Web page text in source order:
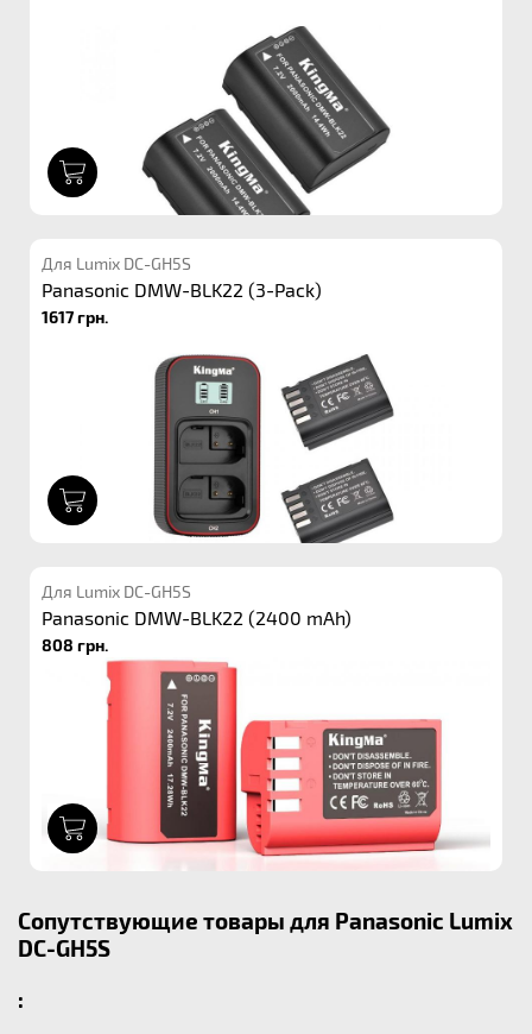
Для Lumix DC-GH5S
Panasonic DMW-BLK22 (3-Pack)
1617 грн.
Для Lumix DC-GH5S
Panasonic DMW-BLK22 (2400 mAh)
808 грн.
Сопутствующие товары для Panasonic Lumix
DC-GH5S
: